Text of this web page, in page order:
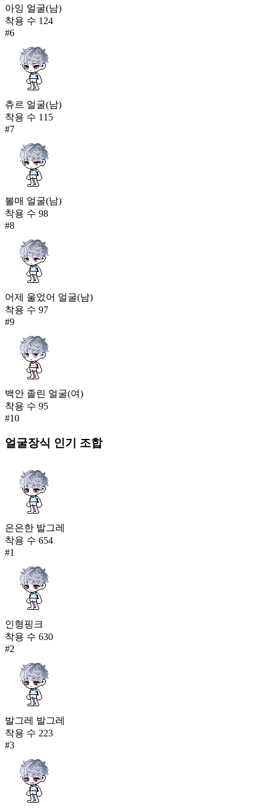
아잉 얼굴(남)
착용 수 124
#6
츄르 얼굴(남)
착용 수 115
#7
볼매 얼굴(남)
착용 수 98
#8
어제 울었어 얼굴(남)
착용 수 97
#9
백안 졸린 얼굴(여)
착용 수 95
#10
얼굴장식 인기 조합
은은한 발그레
착용 수 654
#1
인형핑크
착용 수 630
#2
발그레 발그레
착용 수 223
#3